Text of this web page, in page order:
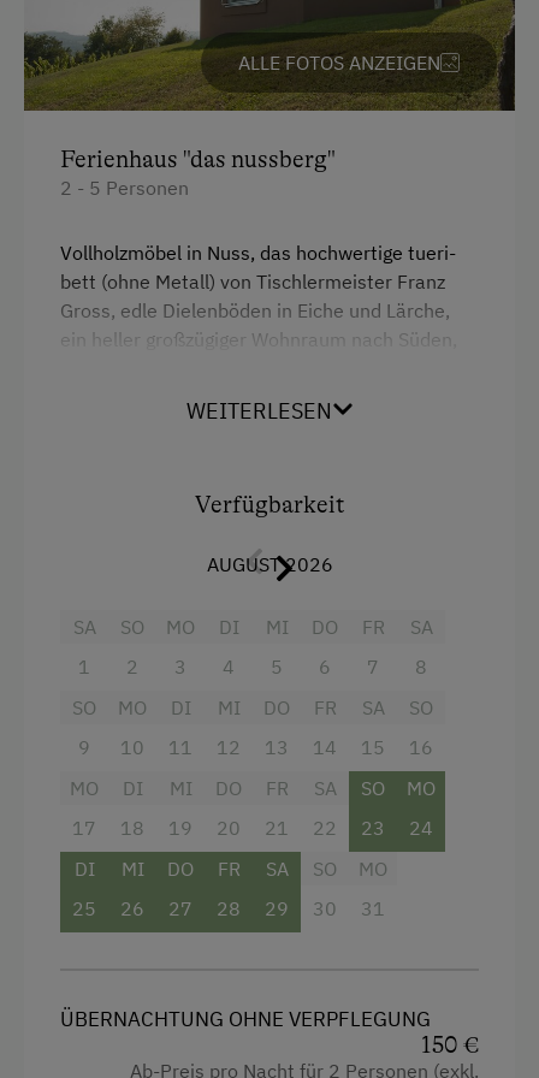
Unterkunftsart
Ferienhaus am Bergbauernhof
Am Betrieb
Garten/Wiese
Hofeigene Produkte
Ferienwohnung mit Frühstück
Geschirr vorhanden
Geschirrspüler
Gästeküche
Holzterrasse
Kaffeemaschine
Mikrowelle
Terrasse
Trockenraum
ALLE FOTOS ANZEIGEN
Ferienhaus "das nussberg"
2 - 5 Personen
Vollholzmöbel in Nuss, das hochwertige tueri-
bett (ohne Metall) von Tischlermeister Franz
Gross, edle Dielenböden in Eiche und Lärche,
ein heller großzügiger Wohnraum nach Süden,
schwebende Weingartenterrasse, eigene Sauna
mit Fenster in den Weingarten, ein gemütliches
Aussicht auf eine Berglandschaft
Backofen
Balkon/Terrasse
Dusche
Fernseher
Garten
Haarföhn
WEITERLESEN
Verfügbarkeit
AUGUST 2026
SA
1
SO
2
MO
3
DI
4
MI
5
DO
6
FR
7
SA
8
SO
9
MO
10
DI
11
MI
12
DO
13
FR
14
SA
15
SO
16
MO
17
DI
18
MI
19
DO
20
FR
21
SA
22
SO
23
MO
24
DI
25
MI
26
DO
27
FR
28
SA
29
SO
30
MO
31
ÜBERNACHTUNG OHNE VERPFLEGUNG
150 €
Ab-Preis pro Nacht für 2 Personen (exkl.